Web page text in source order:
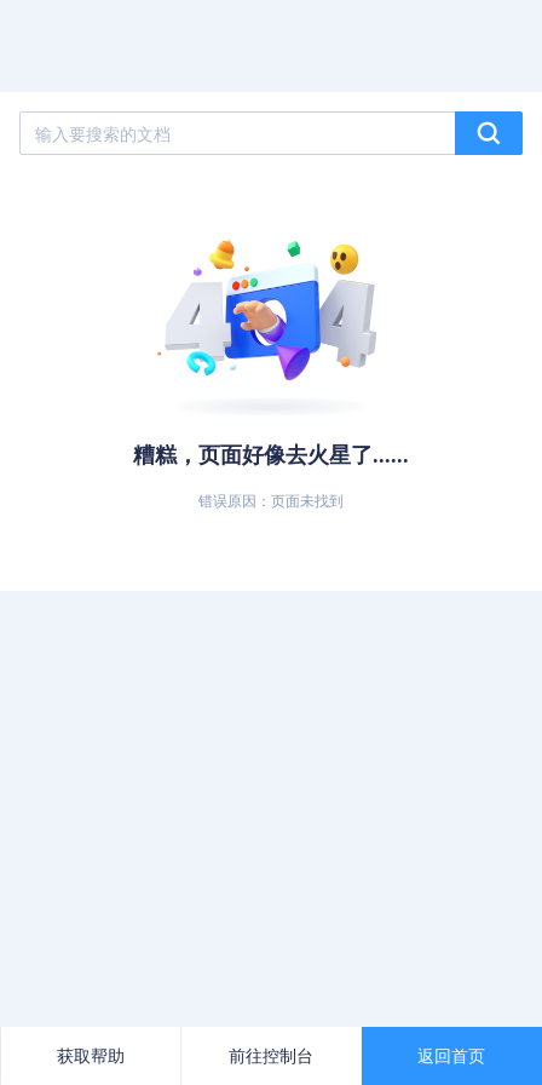
糟糕，页面好像去火星了......
错误原因：页面未找到
返回首页
前往控制台
获取帮助